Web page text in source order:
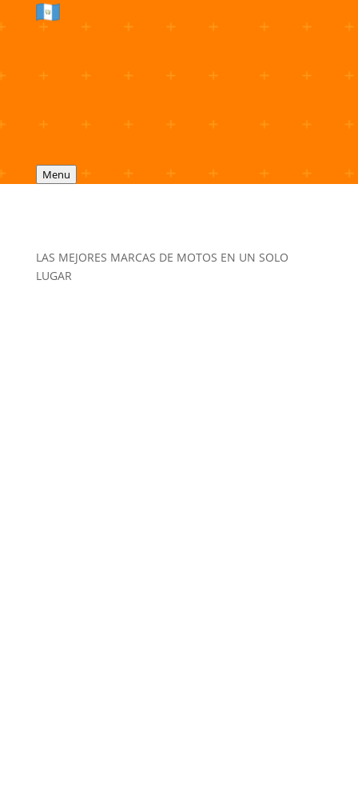
Menu
LAS MEJORES MARCAS DE MOTOS EN UN SOLO
LUGAR